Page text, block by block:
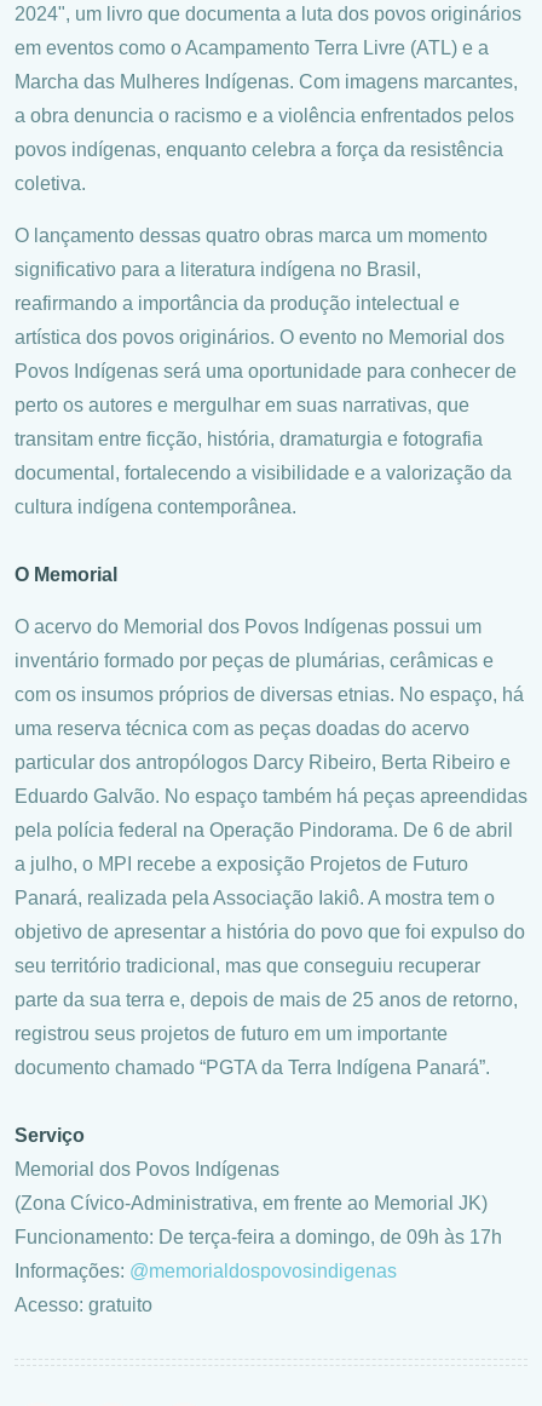
2024", um livro que documenta a luta dos povos originários
em eventos como o Acampamento Terra Livre (ATL) e a
Marcha das Mulheres Indígenas. Com imagens marcantes,
a obra denuncia o racismo e a violência enfrentados pelos
povos indígenas, enquanto celebra a força da resistência
coletiva.
O lançamento dessas quatro obras marca um momento
significativo para a literatura indígena no Brasil,
reafirmando a importância da produção intelectual e
artística dos povos originários. O evento no Memorial dos
Povos Indígenas será uma oportunidade para conhecer de
perto os autores e mergulhar em suas narrativas, que
transitam entre ficção, história, dramaturgia e fotografia
documental, fortalecendo a visibilidade e a valorização da
cultura indígena contemporânea.
O Memorial
O acervo do Memorial dos Povos Indígenas possui um
inventário formado por peças de plumárias, cerâmicas e
com os insumos próprios de diversas etnias. No espaço, há
uma reserva técnica com as peças doadas do acervo
particular dos antropólogos Darcy Ribeiro, Berta Ribeiro e
Eduardo Galvão. No espaço também há peças apreendidas
pela polícia federal na Operação Pindorama. De 6 de abril
a julho, o MPI recebe a exposição Projetos de Futuro
Panará, realizada pela Associação Iakiô. A mostra tem o
objetivo de apresentar a história do povo que foi expulso do
seu território tradicional, mas que conseguiu recuperar
parte da sua terra e, depois de mais de 25 anos de retorno,
registrou seus projetos de futuro em um importante
documento chamado “PGTA da Terra Indígena Panará”.
Serviço
Memorial dos Povos Indígenas
(Zona Cívico-Administrativa, em frente ao Memorial JK)
Funcionamento: De terça-feira a domingo, de 09h às 17h
Informações: @memorialdospovosindigenas
Acesso: gratuito